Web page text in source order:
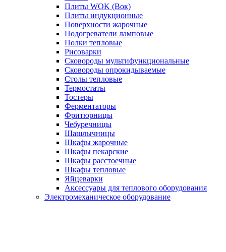
Плиты WOK (Вок)
Плиты индукционные
Поверхности жарочные
Подогреватели ламповые
Полки тепловые
Рисоварки
Сковороды мультифункциональные
Сковороды опрокидываемые
Столы тепловые
Термостаты
Тостеры
Ферментаторы
Фритюрницы
Чебуречницы
Шашлычницы
Шкафы жарочные
Шкафы пекарские
Шкафы расстоечные
Шкафы тепловые
Яйцеварки
Аксессуары для теплового оборудования
Электромеханическое оборудование